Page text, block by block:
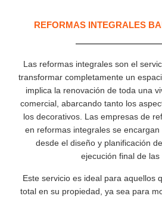
REFORMAS INTEGRALES
Las reformas integrales son el
transformar completamente un
implica la renovación de toda una
comercial, abarcando tanto los
los decorativos. Las empresas de
en reformas integrales se encargan
desde el diseño y planificación
ejecución final de las
Este servicio es ideal para aquellos
total en su propiedad, ya sea para